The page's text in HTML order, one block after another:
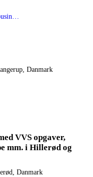
Danmark
VVS opgaver,
mm. i Hillerød og
Danmark